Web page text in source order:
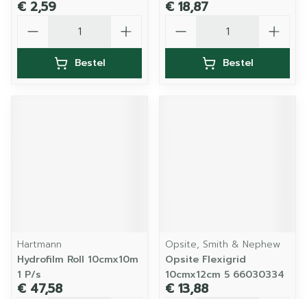
€ 2,59
Bestel
€ 18,87
Bestel
Hartmann
Hydrofilm Roll 10cmx10m
1 P/s
€ 47,58
Opsite, Smith & Nephew
Opsite Flexigrid
10cmx12cm 5 66030334
€ 13,88